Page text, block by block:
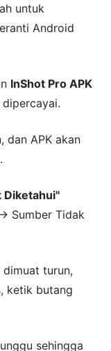
untuk
Android
InShot Pro APK
dan APK akan
Diketahui"
Sumber Tidak
dimuat turun,
ketik butang
sehingga